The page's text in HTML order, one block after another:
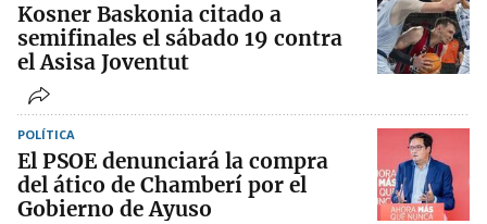
Kosner Baskonia citado a
semifinales el sábado 19 contra
el Asisa Joventut
POLÍTICA
El PSOE denunciará la compra
del ático de Chamberí por el
Gobierno de Ayuso